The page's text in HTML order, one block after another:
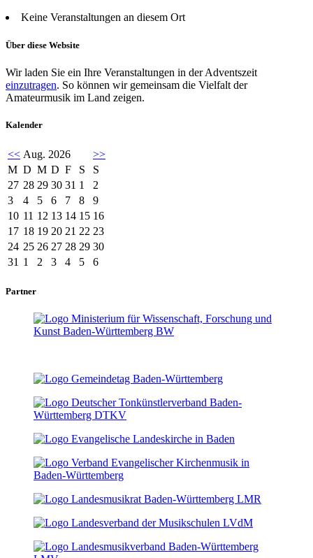
Keine Veranstaltungen an diesem Ort
Über diese Website
Wir laden Sie ein Ihre Veranstaltungen in der Adventszeit
einzutragen. So können wir gemeinsam die Vielfalt der
Amateurmusik im Land zeigen.
Kalender
<< Aug. 2026
>>
M D M D F S
S
27 28 29 30 31 1
2
3
4 5 6 7 8
9
10 11 12 13 14 15 16
17 18 19 20 21 22 23
24 25 26 27 28 29 30
31 1 2 3 4 5 6
Partner